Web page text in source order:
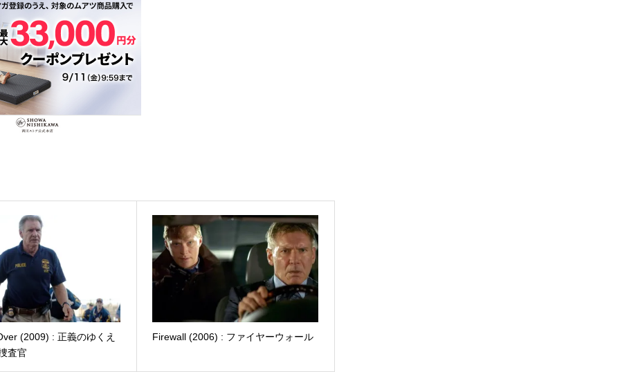
(2009) : 正義のゆくえ
査官
Firewall (2006) : ファイヤーウォール